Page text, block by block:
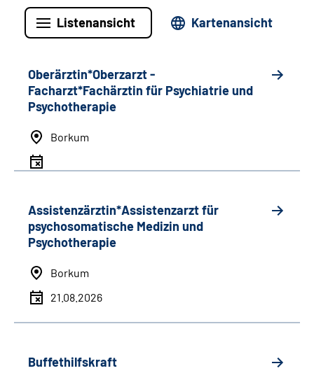
Listenansicht Kartenansicht
Oberärztin*Oberzarzt -
Facharzt*Fachärztin für Psychiatrie und
Psychotherapie
Borkum
Assistenzärztin*Assistenzarzt für
psychosomatische Medizin und
Psychotherapie
Borkum
21.08.2026
Buffethilfskraft